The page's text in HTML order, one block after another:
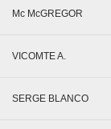
Mc McGREGOR
VICOMTE A.
SERGE BLANCO